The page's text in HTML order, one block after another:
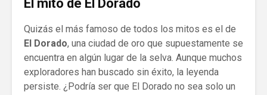
El mito de El Dorado
Quizás el más famoso de todos los mitos es el de
El Dorado, una ciudad de oro que supuestamente se
encuentra en algún lugar de la selva. Aunque muchos
exploradores han buscado sin éxito, la leyenda
persiste. ¿Podría ser que El Dorado no sea solo un